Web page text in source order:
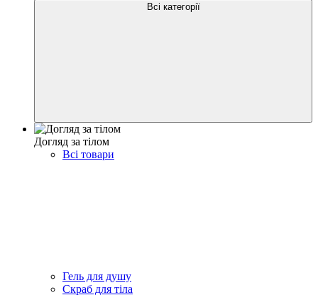
Всі категорії
Догляд за тілом
Всі товари
Гель для душу
Скраб для тіла